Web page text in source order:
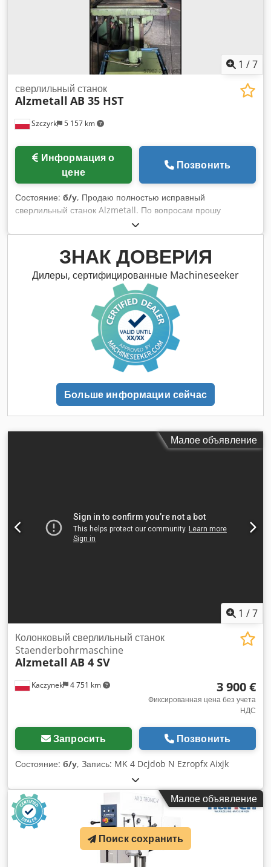
механическая нарезка резьбы включая порок *
1 /7
Szczyrk 5 157 km
сверлильный станок
Alzmetall AB 35 HST
цене
Позвонить
Состояние: б/у, Продаю полностью исправный
сверлильный станок Alzmetall. По вопросам прошу
обращаться. Dcsdpfezcg Rtsx Aixjk
ЗНАК ДОВЕРИЯ
Дилеры, сертифицированные Machineseeker
Больше информации сейчас
Малое объявление
1 /7
Kaczynek 4 751 km
Колонковый сверлильный станок
Staenderbohrmaschine
Alzmetall AB 4 SV
3 900 €
Фиксированная цена без учета
НДС
Запросить Позвонить
Состояние: б/у, Запись: MK 4 Dcjdob N Ezropfx Aixjk
Малое объявление
Поиск сохранить